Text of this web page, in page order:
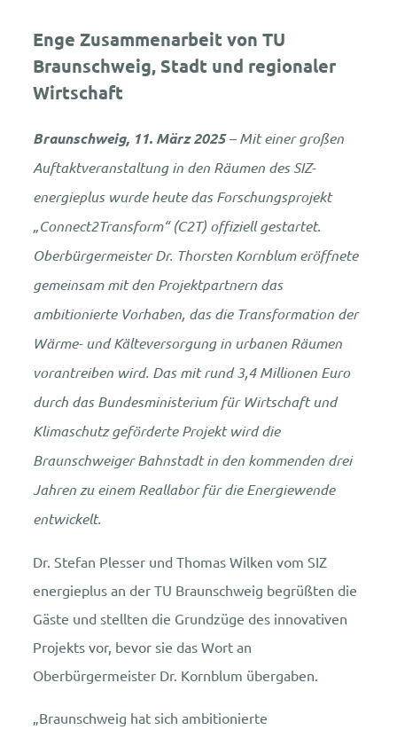
Enge Zusammenarbeit von TU
Braunschweig, Stadt und regionaler
Wirtschaft
Braunschweig, 11. März 2025– Mit einer großen
Auftaktveranstaltung in den Räumen des SIZ-
energieplus wurde heute das Forschungsprojekt
„Connect2Transform“ (C2T) offiziell gestartet.
Oberbürgermeister Dr. Thorsten Kornblum eröffnete
gemeinsam mit den Projektpartnern das
ambitionierte Vorhaben, das die Transformation der
Wärme- und Kälteversorgung in urbanen Räumen
vorantreiben wird. Das mit rund 3,4 Millionen Euro
durch das Bundesministerium für Wirtschaft und
Klimaschutz geförderte Projekt wird die
Braunschweiger Bahnstadt in den kommenden drei
Jahren zu einem Reallabor für die Energiewende
entwickelt.
Dr. Stefan Plesser und Thomas Wilken vom SIZ
energieplus an der TU Braunschweig begrüßten die
Gäste und stellten die Grundzüge des innovativen
Projekts vor, bevor sie das Wort an
Oberbürgermeister Dr. Kornblum übergaben.
„Braunschweig hat sich ambitionierte